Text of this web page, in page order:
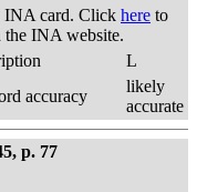
INA card. Click here to
the INA website.
L
accuracy
likely
accurate
p. 77